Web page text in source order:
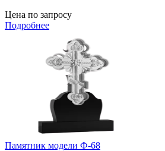
Цена по запросу
Подробнее
Памятник модели Ф-68